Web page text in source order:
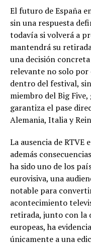
El futuro de España
sin una respuesta
todavía si volverá a
mantendrá su
una decisión
relevante no solo por
dentro del festival,
miembro del Big
garantiza el pase
Alemania, Italia y
La ausencia de
además
ha sido uno de los
eurovisiva, una
notable para
acontecimiento
retirada, junto con la
europeas, ha
únicamente a una